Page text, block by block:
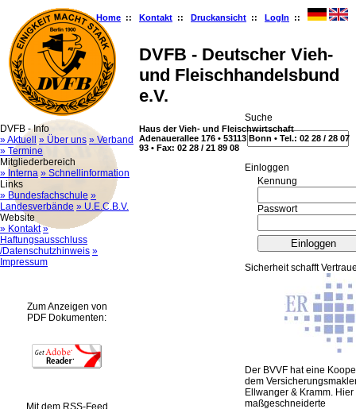
Home :: Kontakt :: Druckansicht :: LogIn ::
DVFB - Deutscher Vieh-
und Fleischhandelsbund
e.V.
Haus der Vieh- und Fleischwirtschaft
Adenauerallee 176 • 53113 Bonn • Tel.: 02 28 / 28 07
93 • Fax: 02 28 / 21 89 08
DVFB - Info
» Aktuell
» Über uns » Verband
» Termine
Mitgliederbereich
» Interna » Schnellinformation
Links
» Bundesfachschule »
Landesverbände » U.E.C.B.V.
Website
» Kontakt »
Haftungsausschluss
/Datenschutzhinweis »
Impressum
Zum Anzeigen von
PDF Dokumenten:
Mit dem RSS-Feed
Suche
Ein­log­gen
Kennung
Passwort
Sicherheit schafft
Der BVVF hat eine
dem
Ellwanger & Kramm.
maßgeschneiderte